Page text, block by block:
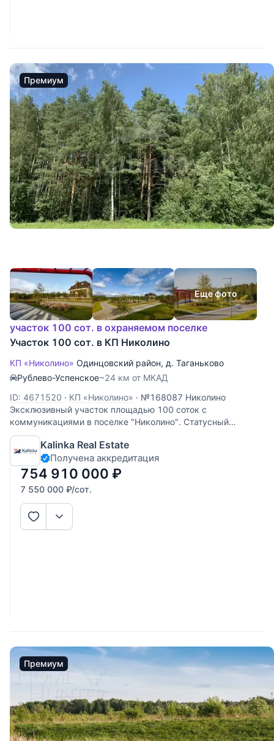
Премиум
Еще фото
участок 100 сот. в охраняемом поселке
Участок 100 сот. в КП Николино
КП «Николино» Одинцовский район, д. Таганьково
Рублево-Успенское~24 км от МКАД
ID: 4671520 · КП «Николино» · №168087 Николино
Эксклюзивный участок площадью 100 соток с
коммуникациями в поселке "Николино". Статусный
поселок с озером, парковыми зонами, ресторанами и
фитнес-клубом. Удобный выезд на платную трассу — всего
25 минут до центра Москвы.
Kalinka Real Estate
Получена аккредитация
754 910 000 ₽
7 550 000 ₽/сот.
Премиум